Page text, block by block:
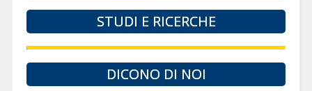
STUDI E RICERCHE
DICONO DI NOI